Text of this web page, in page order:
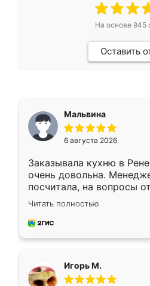
На основе 945
Оставить
Мальвина
6 августа 2026
Заказывала кухню в
очень довольна.
посчитала, на вопросы
Замерщик приехал в
делу со всей
за день, ребята работали
Читать полностью
Игорь М.